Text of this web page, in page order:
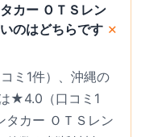
カー ＯＴＳレン
のはどちらです
ミ1件）、沖縄の
★4.0（口コミ1
タカー ＯＴＳレン